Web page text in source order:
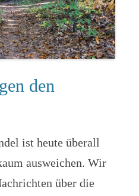
den
ist heute überall
ausweichen. Wir
über die